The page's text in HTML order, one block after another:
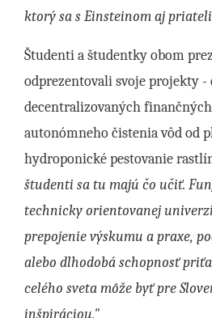
ktorý sa s Einsteinom aj
Študenti a študentky obom
odprezentovali svoje projekty -
decentralizovaných
autonómneho čistenia vôd od
hydroponické pestovanie
študenti sa tu majú čo učiť.
technicky orientovanej
prepojenie výskumu a praxe,
alebo dlhodobá schopnosť
celého sveta môže byť pre
inšpiráciou."